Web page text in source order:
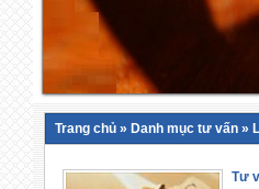
Trang chủ » Danh mục tư vấn »
Tư